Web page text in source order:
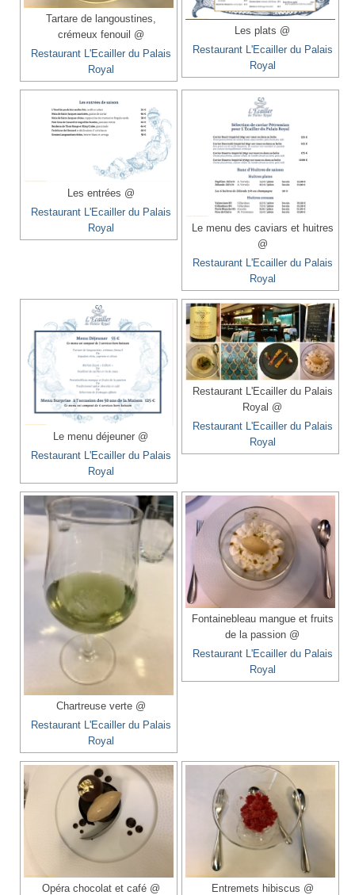
Tartare de langoustines,
crémeux fenouil @
Restaurant L'Ecailler du Palais
Royal
Les plats @
Restaurant L'Ecailler du Palais
Royal
Les entrées @
Restaurant L'Ecailler du Palais
Royal
Le menu des caviars et huitres
@
Restaurant L'Ecailler du Palais
Royal
Le menu déjeuner @
Restaurant L'Ecailler du Palais
Royal
Restaurant L'Ecailler du Palais
Royal @
Restaurant L'Ecailler du Palais
Royal
Chartreuse verte @
Restaurant L'Ecailler du Palais
Royal
Fontainebleau mangue et fruits
de la passion @
Restaurant L'Ecailler du Palais
Royal
Opéra chocolat et café @
Entremets hibiscus @